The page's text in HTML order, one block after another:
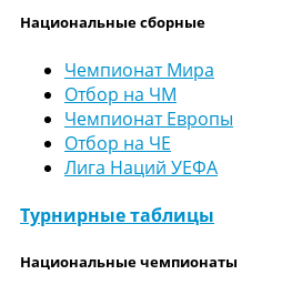
Национальные сборные
Чемпионат Мира
Отбор на ЧМ
Чемпионат Европы
Отбор на ЧЕ
Лига Наций УЕФА
Турнирные таблицы
Национальные чемпионаты